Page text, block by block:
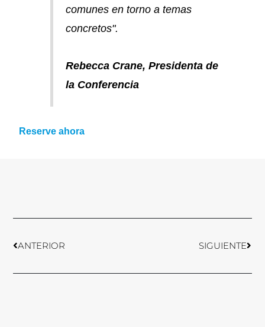
comunes en torno a temas
concretos".
Rebecca Crane, Presidenta de
la Conferencia
Reserve ahora
ANTERIOR SIGUIENTE